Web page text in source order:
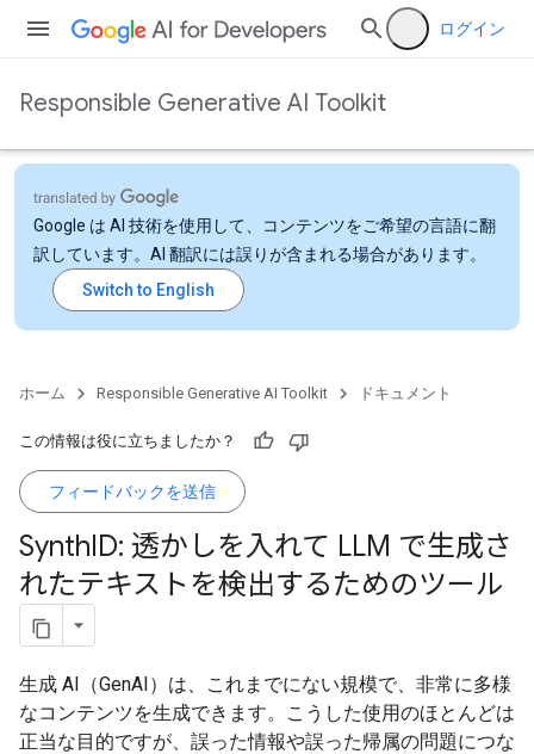
ログイン
Responsible Generative AI Toolkit
Google は AI 技術を使用して、コンテンツをご希望の言語に翻
訳しています。AI 翻訳には誤りが含まれる場合があります。
ホーム Responsible Generative AI Toolkit ドキュメント
この情報は役に立ちましたか？
フィードバックを送信
SynthID: 透かしを入れて LLM で生成さ
れたテキストを検出するためのツール
生成 AI（GenAI）は、これまでにない規模で、非常に多様
なコンテンツを生成できます。こうした使用のほとんどは
正当な目的ですが、誤った情報や誤った帰属の問題につな